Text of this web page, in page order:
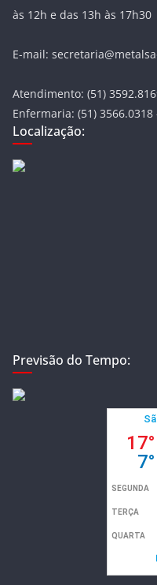
às 12h e das 13h às 17h30
E-mail:
Atendimento: (51)
Enfermaria: (51)
Localização:
Previsão do Tempo: